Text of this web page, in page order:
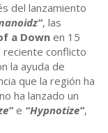
del lanzamiento
, las
a Down en 15
reciente conflicto
la ayuda de
que la región ha
no ​​ha lanzado un
e “Hypnotize”,